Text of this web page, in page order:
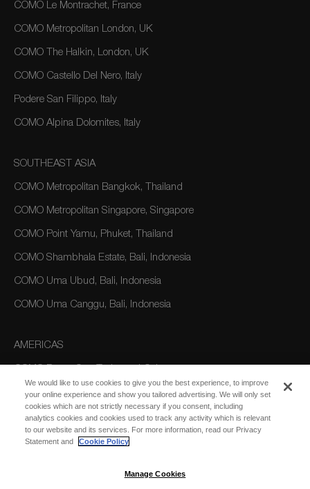
COMO Le Montrachet, France
COMO Metropolitan London, UK
COMO The Halkin, London, UK
COMO Castello Del Nero, Italy
Podere San Filippo, Italy
COMO Alpina Dolomites, Italy
SOUTHEAST ASIA
COMO Metropolitan Bangkok, Thailand
COMO Metropolitan Singapore, Singapore
COMO Point Yamu, Phuket, Thailand
COMO Shambhala Estate, Bali, Indonesia
COMO Uma Ubud, Bali, Indonesia
COMO Uma Canggu, Bali, Indonesia
AMERICAS
AUSTRALIA/OCEANIA
COMO The Treasury, Perth
We would like to use cookies to give you the best experience, to improve
your online experience and show you tailored advertising. We will only set
cookies which are not strictly necessary if you consent, including
analytics cookies and cookies used to track any activity which is relevant
to our website and its services. For more information, read our Privacy
Statement and
Cookie Policy
Manage Cookies